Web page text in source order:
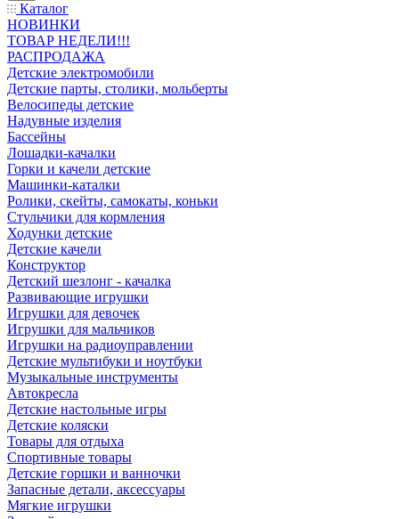
Каталог
НОВИНКИ
ТОВАР НЕДЕЛИ!!!
РАСПРОДАЖА
Детские электромобили
Детские парты, столики, мольберты
Велосипеды детские
Надувные изделия
Бассейны
Лошадки-качалки
Горки и качели детские
Машинки-каталки
Ролики, скейты, самокаты, коньки
Стульчики для кормления
Ходунки детские
Детские качели
Конструктор
Детский шезлонг - качалка
Развивающие игрушки
Игрушки для девочек
Игрушки для мальчиков
Игрушки на радиоуправлении
Детские мультибуки и ноутбуки
Музыкальные инструменты
Автокресла
Детские настольные игры
Детские коляски
Товары для отдыха
Спортивные товары
Детские горшки и ванночки
Запасные детали, аксессуары
Мягкие игрушки